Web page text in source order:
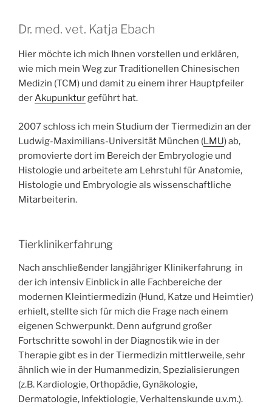
Dr. med. vet. Katja Ebach
Hier möchte ich mich Ihnen vorstellen und erklären,
wie mich mein Weg zur Traditionellen Chinesischen
Medizin (TCM) und damit zu einem ihrer Hauptpfeiler
derAkupunkturgeführt hat.
2007 schloss ich mein Studium der Tiermedizin an der
Ludwig-Maximilians-Universität München (LMU) ab,
promovierte dort im Bereich der Embryologie und
Histologie und arbeitete am Lehrstuhl für Anatomie,
Histologie und Embryologie als wissenschaftliche
Mitarbeiterin.
Tierklinikerfahrung
Nach anschließender langjähriger Klinikerfahrung in
der ich intensiv Einblick in alle Fachbereiche der
modernen Kleintiermedizin (Hund, Katze und Heimtier)
erhielt, stellte sich für mich die Frage nach einem
eigenen Schwerpunkt. Denn aufgrund großer
Fortschritte sowohl in der Diagnostik wie in der
Therapie gibt es in der Tiermedizin mittlerweile, sehr
ähnlich wie in der Humanmedizin, Spezialisierungen
(z.B. Kardiologie, Orthopädie, Gynäkologie,
Dermatologie, Infektiologie, Verhaltenskunde u.v.m.).